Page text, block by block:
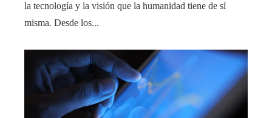
la tecnología y la visión que la humanidad tiene de sí
misma. Desde los...